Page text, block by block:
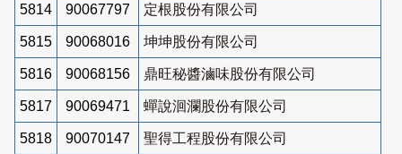
5814 90067797 定根股份有限公司
5815 90068016 坤坤股份有限公司
5816 90068156 鼎旺秘醬滷味股份有限公司
5817 90069471 蟬說洄瀾股份有限公司
5818 90070147 聖得工程股份有限公司